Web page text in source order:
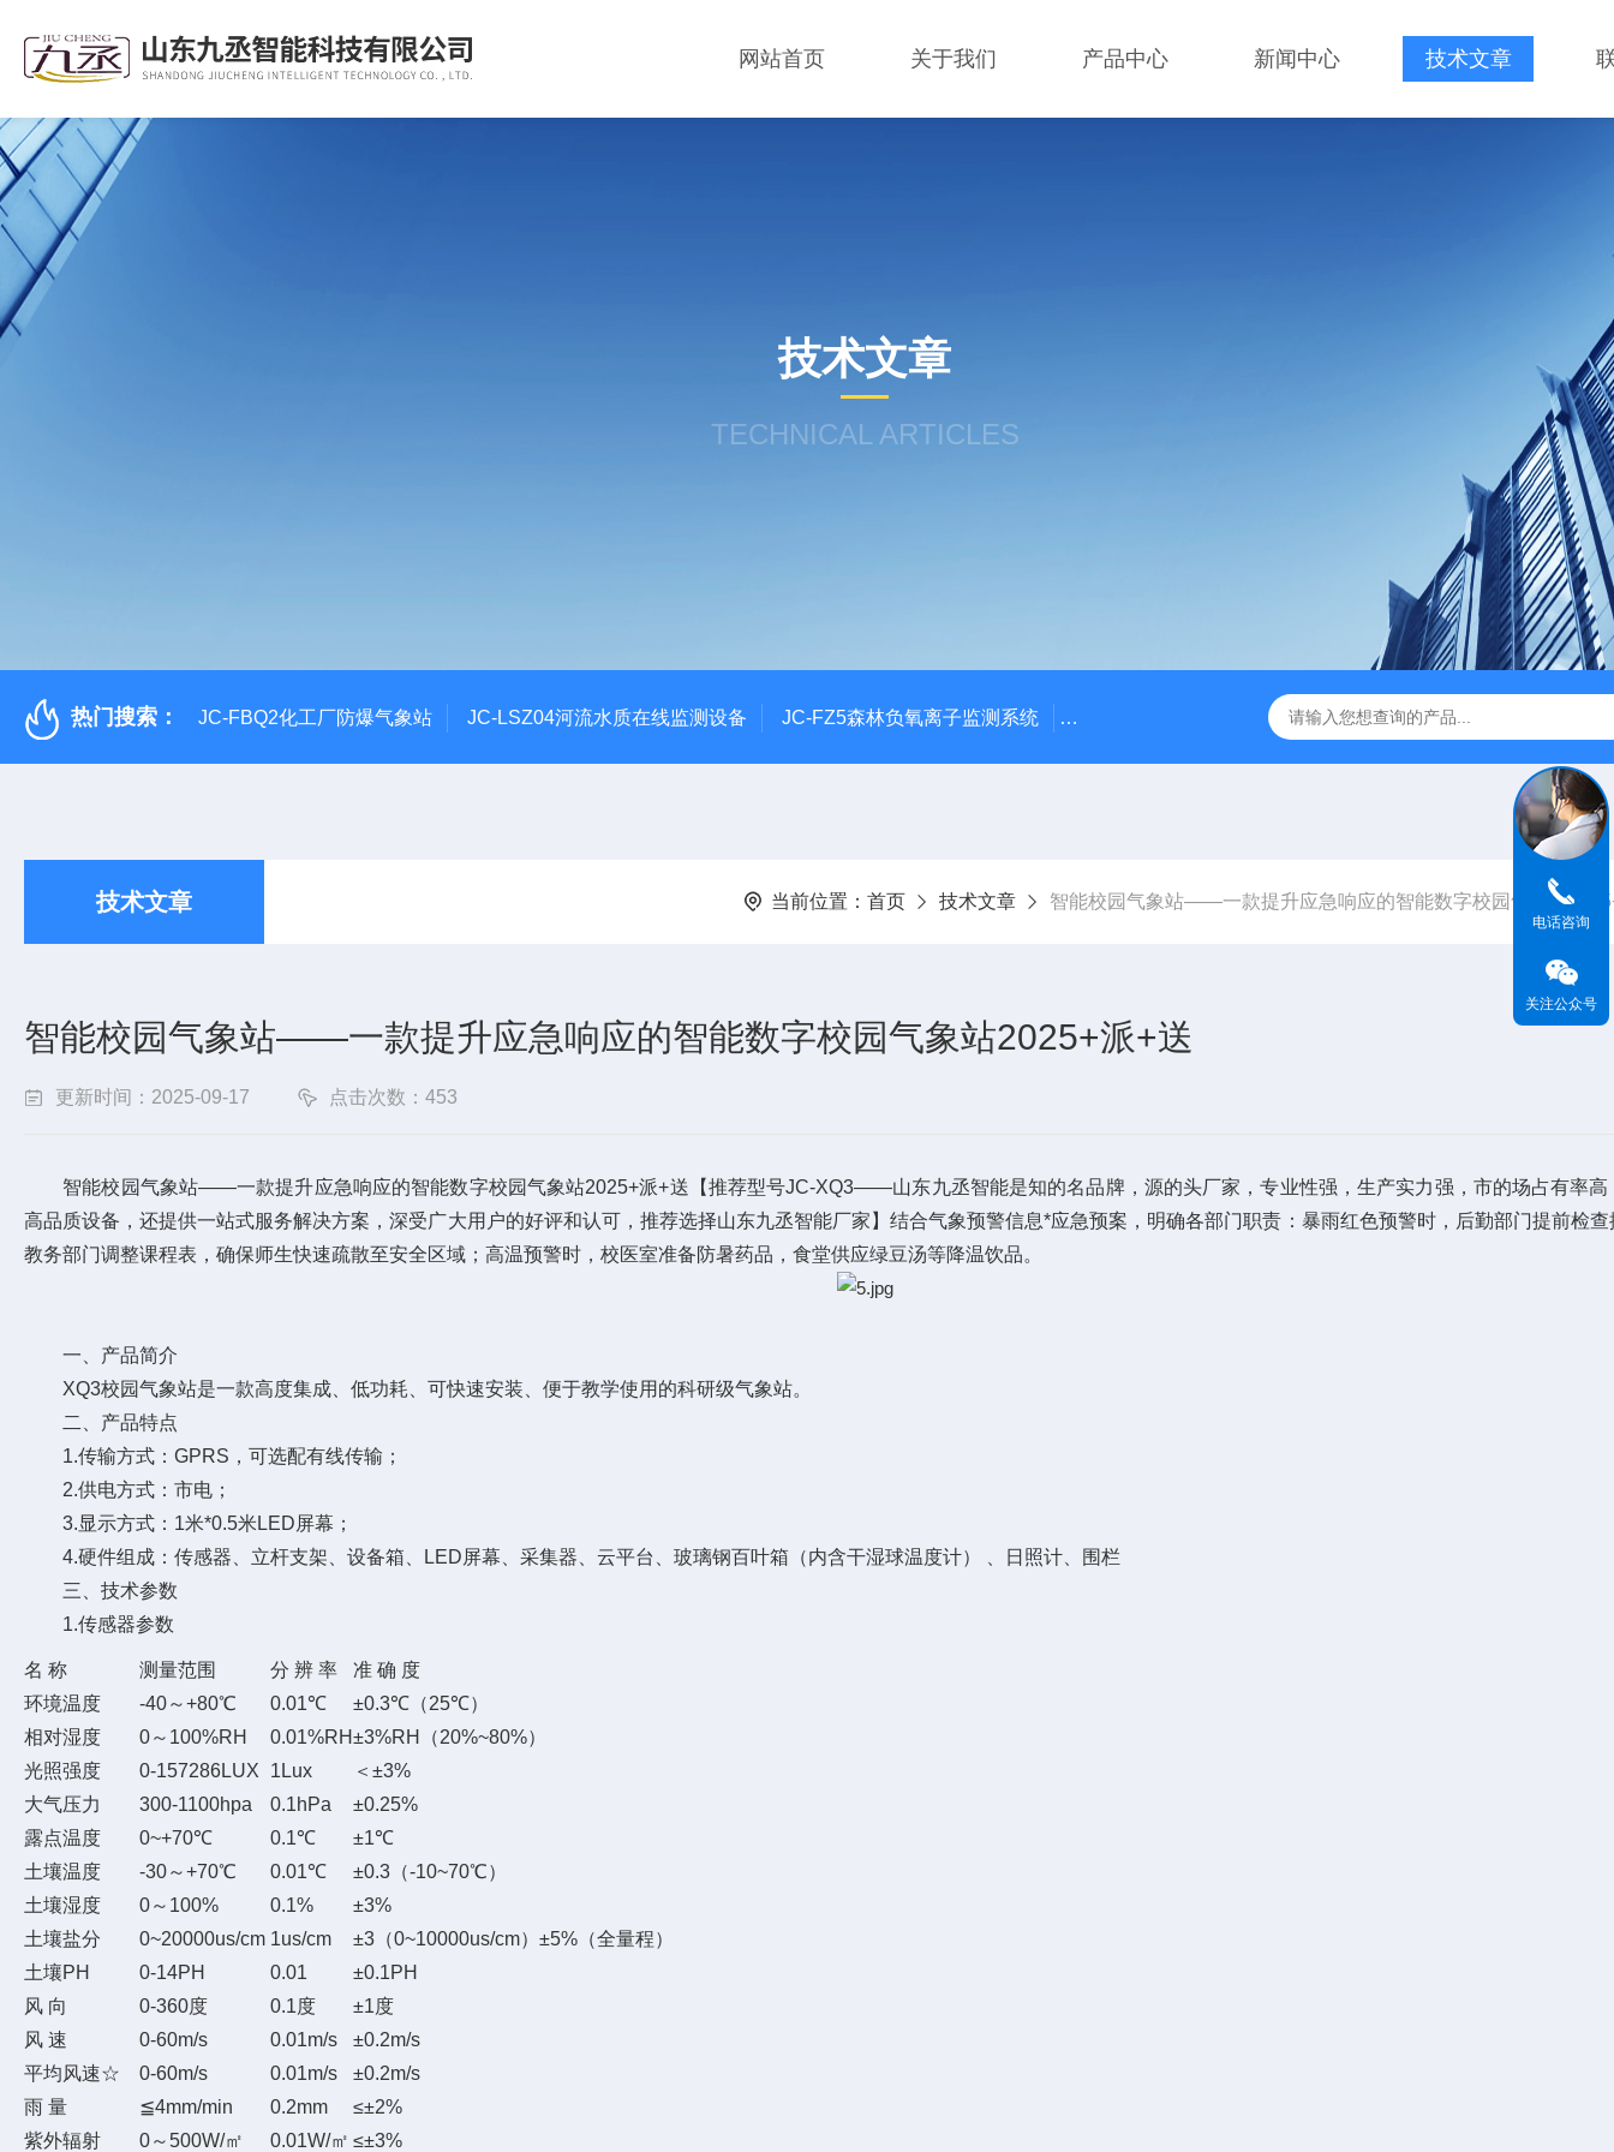
网站首页 关于我们 产品中心 新闻中心 技术文章
技术文章
TECHNICAL ARTICLES
热门搜索： JC-FBQ2化工厂防爆气象站 JC-LSZ04河流水质在线监测设备 JC-FZ5森林负氧离子监测系统 JC-FZ5大气负氧离子监测站 JC-ZS07多参数污水在线检测仪
技术文章 当前位置： 首页 技术文章 智能校园气象站——一款提升应急响应的智能数字校园气象站
智能校园气象站——一款提升应急响应的智能数字校园气象站2025+派+送
更新时间：2025-09-17 点击次数：453
智能校园气象站——一款提升应急响应的智能数字校园气象站2025+派+送【推荐型号JC-XQ3——山东九丞智能是知的名品牌，源的头厂家，专业性强，生产实力强，市的场占有率高
高品质设备，还提供一站式服务解决方案，深受广大用户的好评和认可，推荐选择山东九丞智能厂家】结合气象预警信息*应急预案，明确各部门职责：暴雨红色预警时，后勤部门提前检
教务部门调整课程表，确保师生快速疏散至安全区域；高温预警时，校医室准备防暑药品，食堂供应绿豆汤等降温饮品。
一、产品简介
XQ3校园气象站是一款高度集成、低功耗、可快速安装、便于教学使用的科研级气象站。
二、产品特点
1.传输方式：GPRS，可选配有线传输；
2.供电方式：市电；
3.显示方式：1米*0.5米LED屏幕；
4.硬件组成：传感器、立杆支架、设备箱、LED屏幕、采集器、云平台、玻璃钢百叶箱（内含干湿球温度计） 、日照计、围栏
三、技术参数
1.传感器参数
名 称 测量范围 分 辨 率
准 确 度
环境温度
-40～+80℃ 0.01℃
±0.3℃（25℃）
相对湿度
0～100%RH 0.01%RH±3%RH（20%~80%）
光照强度
0-157286LUX 1Lux
＜±3%
大气压力
300-1100hpa 0.1hPa
±0.25%
露点温度
0~+70℃ 0.1℃
±1℃
土壤温度
-30～+70℃ 0.01℃
±0.3（-10~70℃）
土壤湿度
0～100% 0.1%
±3%
土壤盐分
0~20000us/cm 1us/cm
±3（0~10000us/cm）±5%（全量程）
土壤PH
0-14PH 0.01
±0.1PH
风 向
0-360度 0.1度
±1度
风 速
0-60m/s 0.01m/s
±0.2m/s
平均风速☆
0-60m/s 0.01m/s
±0.2m/s
雨 量
≦4mm/min 0.2mm
≤±2%
紫外辐射
0～500W/㎡ 0.01W/㎡ ≤±3%
电话咨询
关注公众号